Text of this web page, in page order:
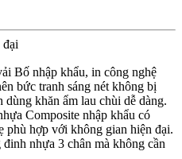
đại
Bố nhập khẩu, in công nghệ
bức tranh sáng nét không bị
dùng khăn ẩm lau chùi dễ dàng.
Composite nhập khẩu có
phù hợp với không gian hiện đại.
nhựa 3 chân mà không cần